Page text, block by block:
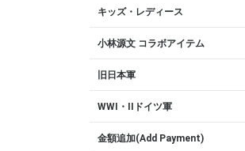
キッズ・レディース
小林源文 コラボアイテム
旧日本軍
WWI・IIドイツ軍
金額追加(Add Payment)